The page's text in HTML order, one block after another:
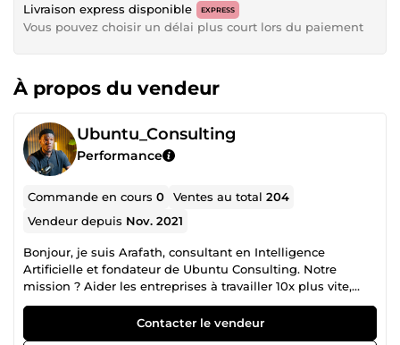
Livraison express disponible EXPRESS
Vous pouvez choisir un délai plus court lors du paiement
À propos du vendeur
Ubuntu_Consulting
Performance
Commande en cours0 Ventes au total204
Vendeur depuis Nov. 2021
Bonjour, je suis Arafath, consultant en Intelligence
Artificielle et fondateur de Ubuntu Consulting. Notre
mission ? Aider les entreprises à travailler 10x plus vite,
réduire leurs coûts et éliminer les tâches répétitives grâce
à des solutions IA et des systèmes digitaux réellement
opérationnels. La raison pour laquelle vous devez travailler
Contacter le vendeur